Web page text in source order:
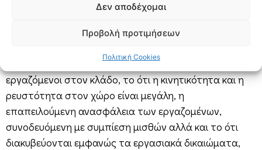
Δεν αποδέχομαι
Προβολή προτιμήσεων
Πολιτική Cookies
δημοσίως ο διοικητής της Ελλάδος Γιάννης
κοινοτική οδηγία.
Το γεγονός ότι σήμερα απασχολούνται χιλιάδες
εργαζόμενοι στον κλάδο, το ότι η κινητικότητα και η
ρευστότητα στον χώρο είναι μεγάλη, η
επαπειλούμενη ανασφάλεια των εργαζομένων,
συνοδευόμενη με συμπίεση μισθών αλλά και το ότι
διακυβεύονται εμφανώς τα εργασιακά δικαιώματα,